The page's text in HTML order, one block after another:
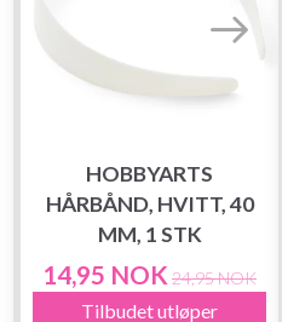
HOBBYARTS
HÅRBÅND, HVITT, 40
MM, 1 STK
14,95 NOK 24,95 NOK
Tilbudet utløper